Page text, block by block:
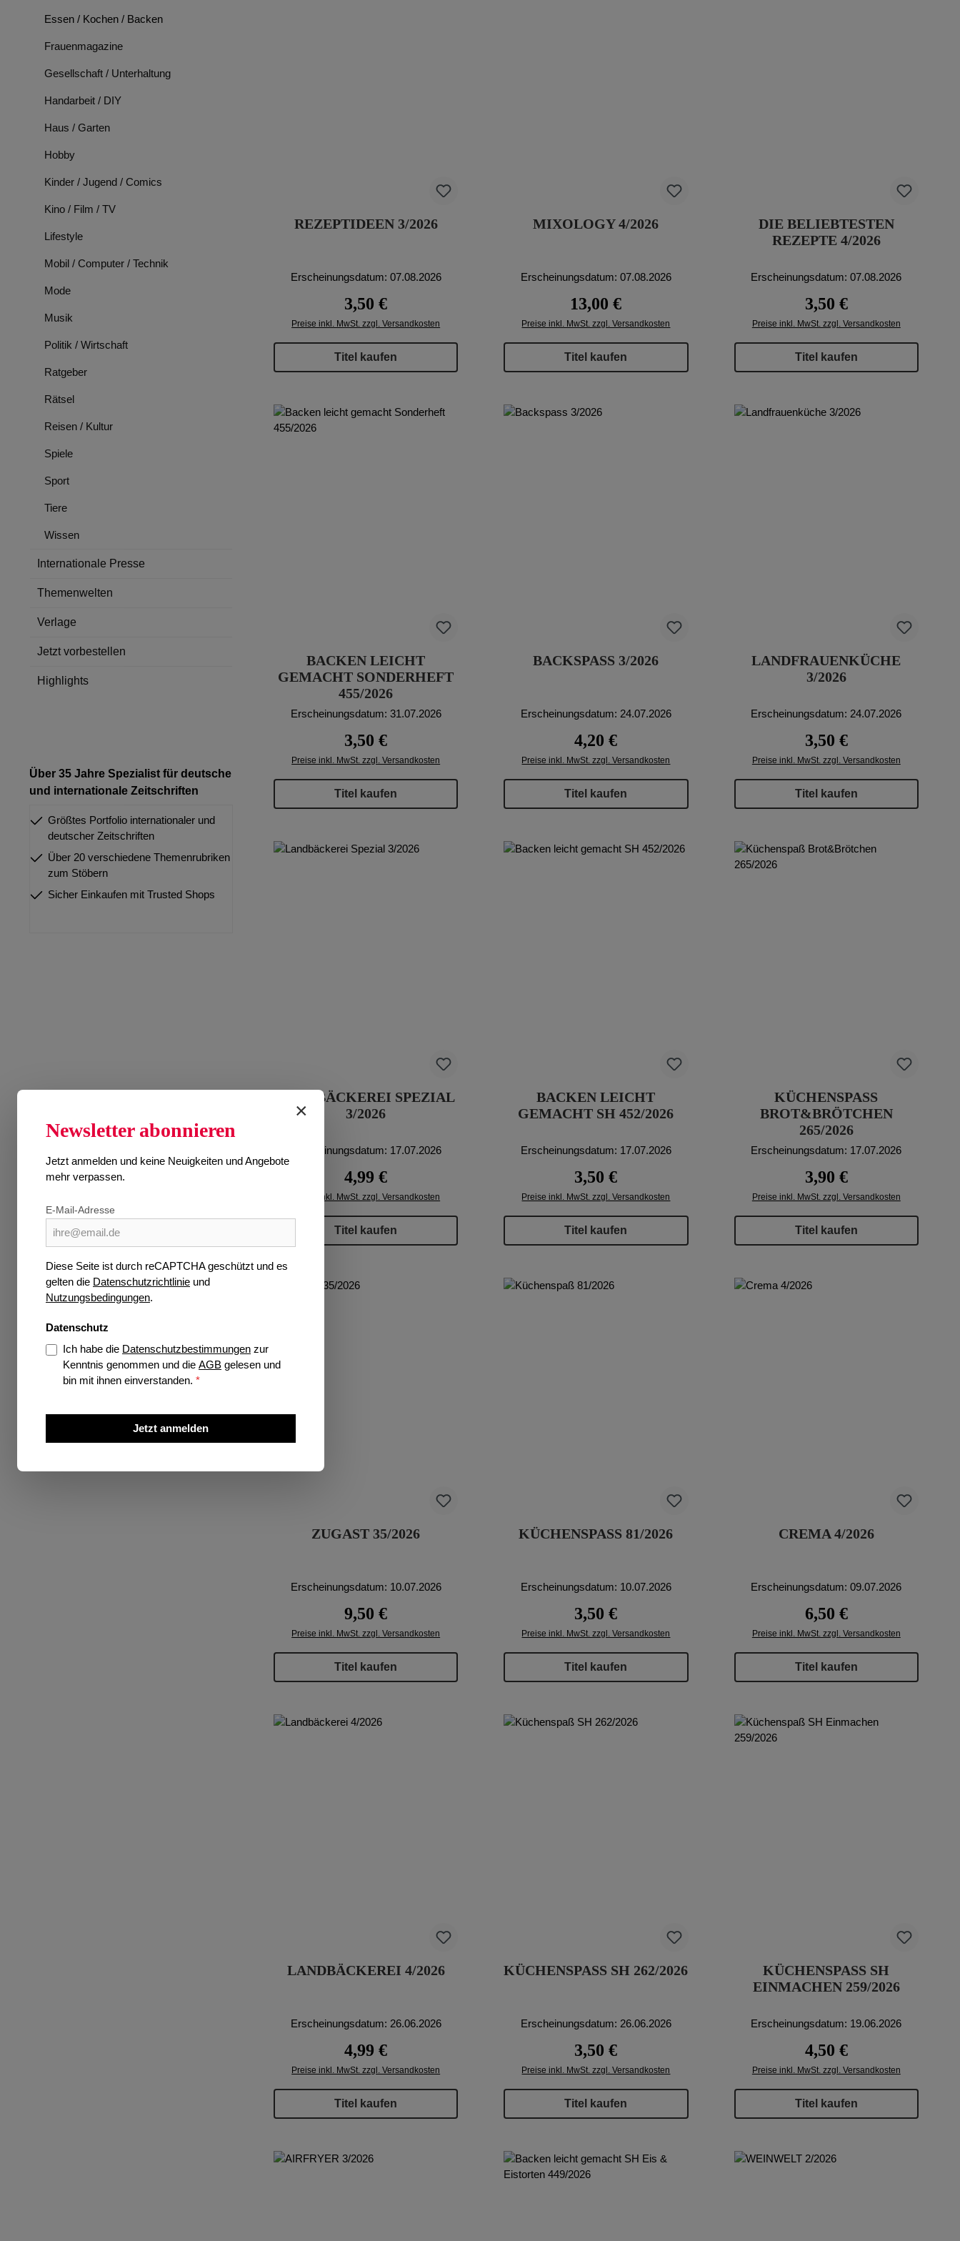
Essen / Kochen / Backen
Frauenmagazine
Gesellschaft / Unterhaltung
Handarbeit / DIY
Haus / Garten
Hobby
Kinder / Jugend / Comics
Kino / Film / TV
Lifestyle
Mobil / Computer / Technik
Mode
Musik
Politik / Wirtschaft
Ratgeber
Rätsel
Reisen / Kultur
Spiele
Sport
Tiere
Wissen
Internationale Presse
Themenwelten
Verlage
Jetzt vorbestellen
Highlights
Über 35 Jahre Spezialist für deutsche
und internationale Zeitschriften
Größtes Portfolio internationaler und
deutscher Zeitschriften
Über 20 verschiedene Themenrubriken
zum Stöbern
Sicher Einkaufen mit Trusted Shops
REZEPTIDEEN 3/2026
Erscheinungsdatum: 07.08.2026
Regulärer Preis:
3,50 €
Preise inkl. MwSt. zzgl. Versandkosten
Titel kaufen
MIXOLOGY 4/2026
Erscheinungsdatum: 07.08.2026
Regulärer Preis:
13,00 €
Preise inkl. MwSt. zzgl. Versandkosten
Titel kaufen
DIE BELIEBTESTEN
REZEPTE 4/2026
Erscheinungsdatum: 07.08.2026
Regulärer Preis:
3,50 €
Preise inkl. MwSt. zzgl. Versandkosten
Titel kaufen
BACKEN LEICHT
GEMACHT SONDERHEFT
455/2026
Erscheinungsdatum: 31.07.2026
Regulärer Preis:
3,50 €
Preise inkl. MwSt. zzgl. Versandkosten
Titel kaufen
BACKSPASS 3/2026
Erscheinungsdatum: 24.07.2026
Regulärer Preis:
4,20 €
Preise inkl. MwSt. zzgl. Versandkosten
Titel kaufen
LANDFRAUENKÜCHE
3/2026
Erscheinungsdatum: 24.07.2026
Regulärer Preis:
3,50 €
Preise inkl. MwSt. zzgl. Versandkosten
Titel kaufen
LANDBÄCKEREI SPEZIAL
3/2026
Erscheinungsdatum: 17.07.2026
Regulärer Preis:
4,99 €
Preise inkl. MwSt. zzgl. Versandkosten
Titel kaufen
BACKEN LEICHT
GEMACHT SH 452/2026
Erscheinungsdatum: 17.07.2026
Regulärer Preis:
3,50 €
Preise inkl. MwSt. zzgl. Versandkosten
Titel kaufen
KÜCHENSPASS B
ROT&BRÖTCHEN 2
65/2026
Erscheinungsdatum: 17.07.2026
Regulärer Preis:
3,90 €
Preise inkl. MwSt. zzgl. Versandkosten
Titel kaufen
ZUGAST 35/2026
Erscheinungsdatum: 10.07.2026
Regulärer Preis:
9,50 €
Preise inkl. MwSt. zzgl. Versandkosten
Titel kaufen
KÜCHENSPASS 81/2026
Erscheinungsdatum: 10.07.2026
Regulärer Preis:
3,50 €
Preise inkl. MwSt. zzgl. Versandkosten
Titel kaufen
CREMA 4/2026
Erscheinungsdatum: 09.07.2026
Regulärer Preis:
6,50 €
Preise inkl. MwSt. zzgl. Versandkosten
Titel kaufen
LANDBÄCKEREI 4/2026
Erscheinungsdatum: 26.06.2026
Regulärer Preis:
4,99 €
Preise inkl. MwSt. zzgl. Versandkosten
Titel kaufen
KÜCHENSPASS SH 262/2026
Erscheinungsdatum: 26.06.2026
Regulärer Preis:
3,50 €
Preise inkl. MwSt. zzgl. Versandkosten
Titel kaufen
KÜCHENSPASS SH E
INMACHEN 259/2026
Erscheinungsdatum: 19.06.2026
Regulärer Preis:
4,50 €
Preise inkl. MwSt. zzgl. Versandkosten
Titel kaufen
×
Newsletter abonnieren
Jetzt anmelden und keine Neuigkeiten und Angebote
mehr verpassen.
E-Mail-Adresse
Diese Seite ist durch reCAPTCHA geschützt und es
gelten die Datenschutzrichtlinie und
Nutzungsbedingungen.
Datenschutz
Ich habe die Datenschutzbestimmungen zur
Kenntnis genommen und die AGB gelesen und
bin mit ihnen einverstanden. *
Jetzt anmelden